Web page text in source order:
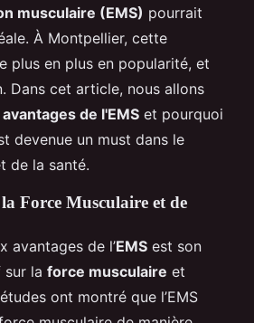
musculaire (EMS) pourrait
À Montpellier, cette
plus en plus en popularité, et
Dans cet article, nous allons
de l'EMS et pourquoi
devenue un must dans le
de la santé.
Force Musculaire et de
avantages de l’EMS est son
la force musculaire et
ont montré que l’EMS